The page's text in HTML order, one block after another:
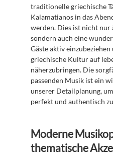
traditionelle griechische
Kalamatianos in das
werden. Dies ist nicht
sondern auch eine
Gäste aktiv
griechische Kultur auf
näherzubringen. Die
passenden Musik ist ein
unserer Detailplanung,
perfekt und authentisch
Moderne
thematische